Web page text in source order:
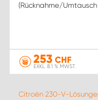
(Rücknahme/
253 CHF
EXKL. 8.1 % MWST.
Citroën 230-V-